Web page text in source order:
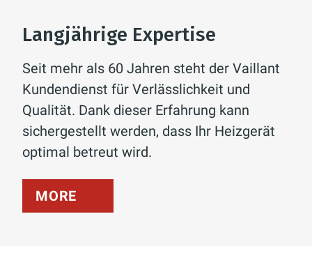
Langjährige Expertise
Seit mehr als 60 Jahren steht der Vaillant
Kundendienst für Verlässlichkeit und
Qualität. Dank dieser Erfahrung kann
sichergestellt werden, dass Ihr Heizgerät
optimal betreut wird.
MORE